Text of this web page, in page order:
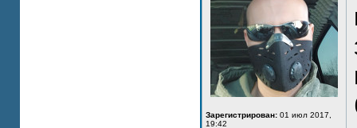
Зарегистрирован: 01 июл 2017,
19:42